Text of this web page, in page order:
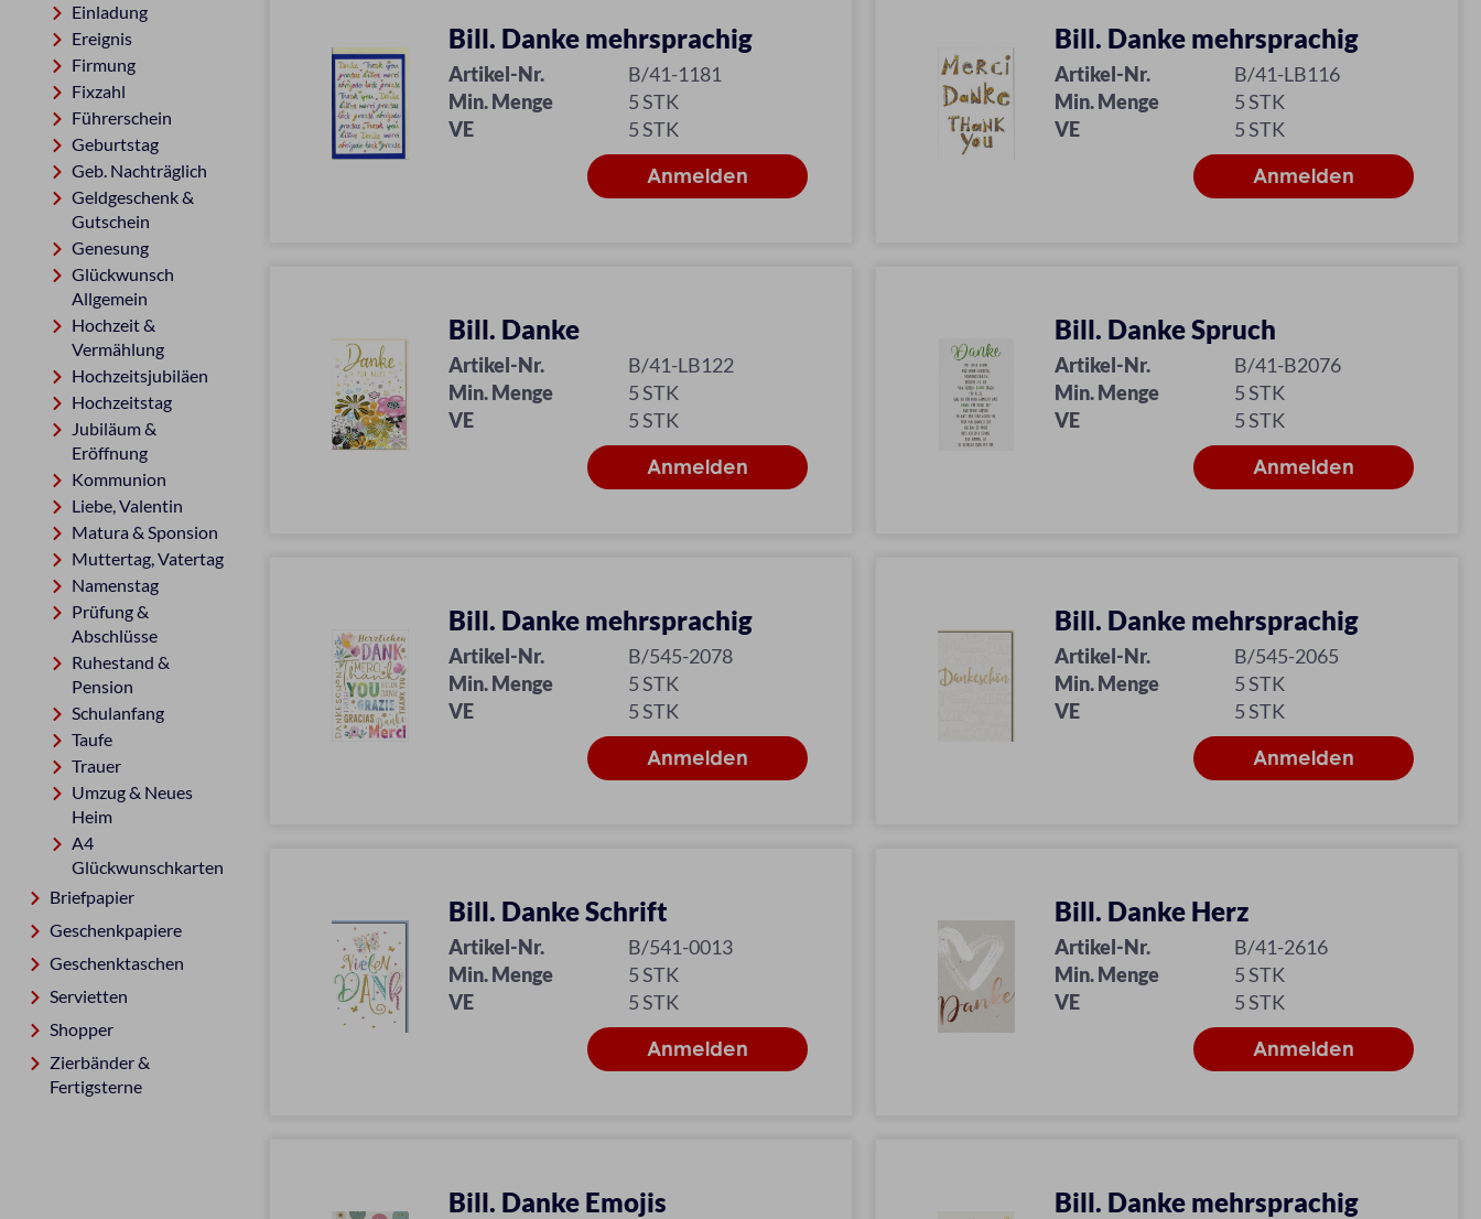
Einladung
Ereignis
Firmung
Fixzahl
Führerschein
Geburtstag
Geb. Nachträglich
Geldgeschenk &
Gutschein
Genesung
Glückwunsch
Allgemein
Hochzeit &
Vermählung
Hochzeitsjubiläen
Hochzeitstag
Jubiläum &
Eröffnung
Kommunion
Liebe, Valentin
Matura & Sponsion
Muttertag, Vatertag
Namenstag
Prüfung &
Abschlüsse
Ruhestand &
Pension
Schulanfang
Taufe
Trauer
Umzug & Neues
Heim
A4
Glückwunschkarten
Briefpapier
Geschenkpapiere
Geschenktaschen
Servietten
Shopper
Zierbänder &
Fertigsterne
Bill. Danke mehrsprachig
Artikel-Nr.
B/41-1181
Min. Menge
5 STK
VE
5 STK
Bill. Danke mehrsprachig
Artikel-Nr.
B/41-LB116
Min. Menge
5 STK
VE
5 STK
Bill. Danke
Artikel-Nr.
B/41-LB122
Min. Menge
5 STK
VE
5 STK
Bill. Danke Spruch
Artikel-Nr.
B/41-B2076
Min. Menge
5 STK
VE
5 STK
Bill. Danke mehrsprachig
Artikel-Nr.
B/545-2078
Min. Menge
5 STK
VE
5 STK
Bill. Danke mehrsprachig
Artikel-Nr.
B/545-2065
Min. Menge
5 STK
VE
5 STK
Bill. Danke Schrift
Artikel-Nr.
B/541-0013
Min. Menge
5 STK
VE
5 STK
Bill. Danke Herz
Artikel-Nr.
B/41-2616
Min. Menge
5 STK
VE
5 STK
Bill. Danke Emojis Bill. Danke mehrsprachig